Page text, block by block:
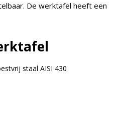
De werktafel heeft een
staal AISI 430